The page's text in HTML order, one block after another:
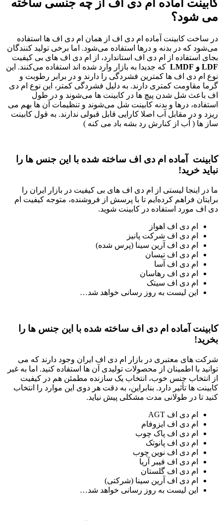
کابینت آماده ام دی اف از چه جنسی ساخته
می شود؟
در ساخت کابینت آماده ام دی اف از همان ام دی اف‌ ها استفاده
می‌شود که در بدنه و درها استفاده می‌شود. اما برخی تولید کنندگان
بجای استفاده از ام دی اف استاندارد، از ام دی اف‌ های بی کیفیت
LDF و LMDF
که جدیدا به بازار وارد شده اند استفاده می‌کنند. این
نوع ام دی اف‌ ها کمترین فشردگی را دارند و در برابر رطوبت و
گرما مقاومت کمتری دارند. به دلیل فشردگی کمتر، این نوع ام دی
اف باعث شل شدن پیچ‌ ها در کابینت‌ ها می‌شوند و در طول
استفاده، درها و بدنه کابینت شل می‌شوند و تنظیمات آن‌ ها بهم می
ریزد و در مقابل آب اصلا کارایی قابل قبولی ندارند. به قول کابینت
ساز ها ( آب از کنارش رد بشه باد می کنه )
کابینت آماده ام دی اف ساخته شده با این جنس ها را
نباید خرید!
ما در اینجا لیستی از ام دی اف‌ های بی کیفیت در بازار ایران را
برایتان فراهم کرده‌ایم تا با پرسش از فروشنده، متوجه کیفیت ام
دی اف مورد استفاده در کابینت شوید.
ام دی اف اهواز
ام دی اف شرکت پانیز
ام دی اف آرین سینا (پرس شده)
ام دی اف تیسان
ام دی اف آسا
ام دی اف رهاسان
ام دی اف سیتک
این لیست به روز رسانی خواهد شد…
کابینت آماده ام دی اف ساخته شده با این جنس ها را
بخرید!
شرکت‌ های معتبری در بازار ام دی اف ایران وجود دارند که می‌
توانید با اطمینان از محصولات تولیدی آن‌ ها استفاده کنید. اما به غیر
از انتخاب جنس خوب، انتخاب یک سازنده مطمئن هم در کیفیت
کابینت‌ ها تأثیر دارد. بنابراین، به دقت هر دوی این موارد را انتخاب
کنید تا در طولانی مدت مشکلی پیش نیاید.
ام دی اف AGT
ام دی اف ایزوفام
ام دی اف پاک چوب
ام دی اف پانوتک
ام دی اف نوین چوب
ام دی اف فیبر آریا
ام دی اف گلستان
ام دی اف آرین سینا (شرکتی)
این لیست به روز رسانی خواهد شد…